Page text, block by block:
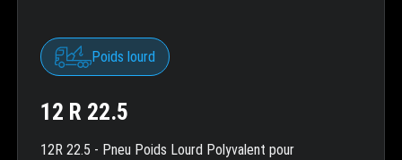
Poids lourd
12 R 22.5
12R 22.5 - Pneu Poids Lourd Polyvalent pour